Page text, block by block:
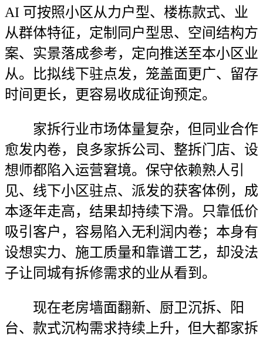
AI 可按照小区从力户型、楼栋款式、业
从群体特征，定制同户型思、空间结构方
案、实景落成参考，定向推送至本小区业
从。比拟线下驻点发，笼盖面更广、留存
时间更长，更容易收成征询预定。
家拆行业市场体量复杂，但同业合作
愈发内卷，良多家拆公司、整拆门店、设
想师都陷入运营窘境。保守依赖熟人引
见、线下小区驻点、派发的获客体例，成
本逐年走高，结果却持续下滑。只靠低价
吸引客户，容易陷入无利润内卷；本身有
设想实力、施工质量和靠谱工艺，却没法
子让同城有拆修需求的业从看到。
现在老房墙面翻新、厨卫沉拆、阳
台、款式沉构需求持续上升，但大都家拆